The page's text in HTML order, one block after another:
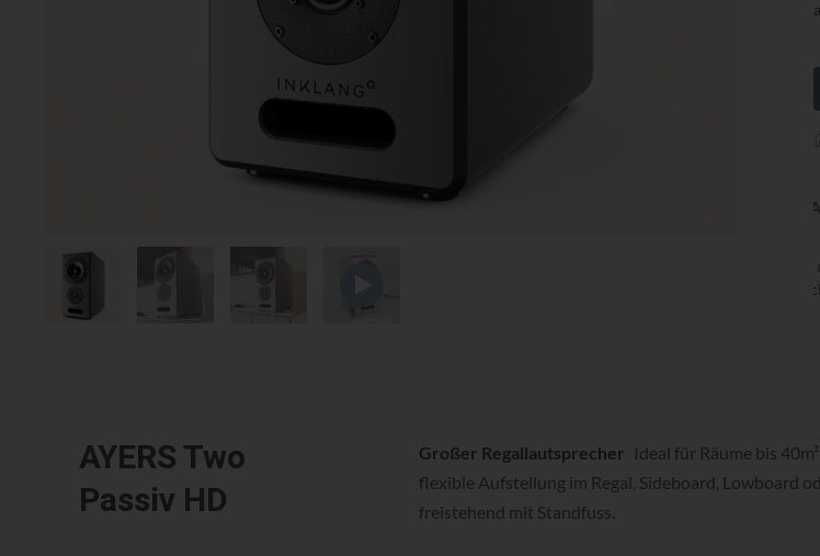
BESTER KOMPAKT LAUTSPRECHER 2021 – DIE
AYERS Two
Passiv HD
Großer Regallautsprecher Ideal für Räume bis
flexible Aufstellung im Regal, Sideboard, Lowboard
freistehend mit Standfuss.